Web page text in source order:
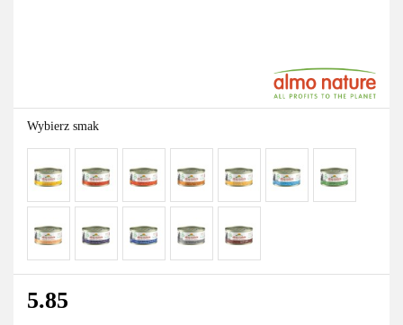
Wybierz smak
5.85